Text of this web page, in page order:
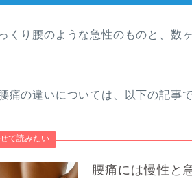
くり腰のような急性のものと、数
痛の違いについては、以下の記事
腰痛には慢性と